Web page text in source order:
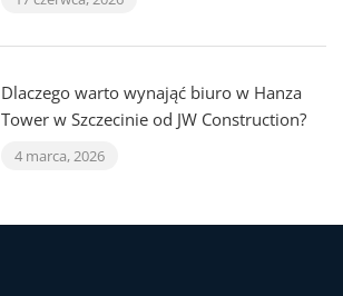
Dlaczego warto wynająć biuro w Hanza
Tower w Szczecinie od JW Construction?
4 marca, 2026